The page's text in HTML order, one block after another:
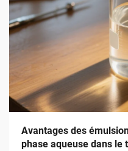
Avantages des
phase aqueuse dans le